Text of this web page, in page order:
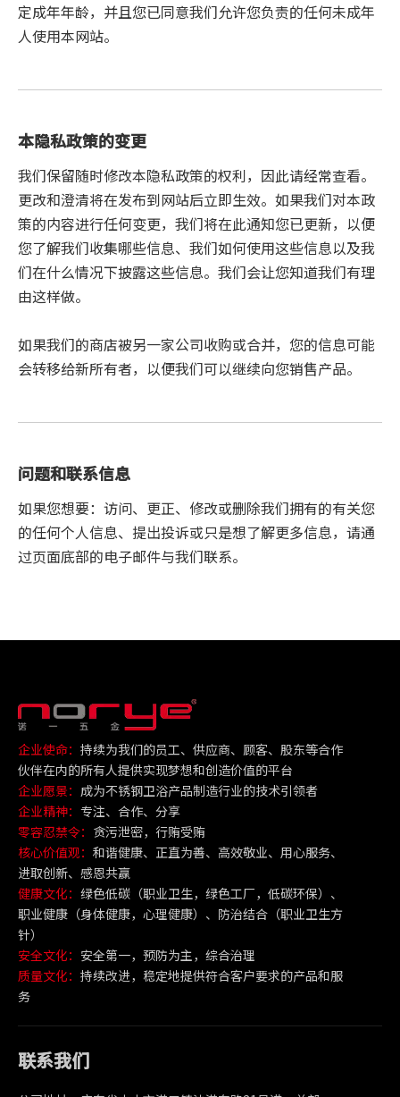
定成年年龄，并且您已同意我们允许您负责的任何未成年
人使用本网站。
本隐私政策的变更
我们保留随时修改本隐私政策的权利，因此请经常查看。
更改和澄清将在发布到网站后立即生效。如果我们对本政
策的内容进行任何变更，我们将在此通知您已更新，以便
您了解我们收集哪些信息、我们如何使用这些信息以及我
们在什么情况下披露这些信息。我们会让您知道我们有理
由这样做。
如果我们的商店被另一家公司收购或合并，您的信息可能
会转移给新所有者，以便我们可以继续向您销售产品。
问题和联系信息
如果您想要：访问、更正、修改或删除我们拥有的有关您
的任何个人信息、提出投诉或只是想了解更多信息，请通
过页面底部的电子邮件与我们联系。
企业使命： 持续为我们的员工、供应商、顾客、股东等合作
伙伴在内的所有人提供实现梦想和创造价值的平台
企业愿景： 成为不锈钢卫浴产品制造行业的技术引领者
企业精神： 专注、合作、分享
零容忍禁令： 贪污泄密，行贿受贿
核心价值观： 和谐健康、正直为善、高效敬业、用心服务、
进取创新、感恩共赢
健康文化： 绿色低碳（职业卫生，绿色工厂，低碳环保）、
职业健康（身体健康，心理健康）、防治结合（职业卫生方
针）
安全文化： 安全第一，预防为主，综合治理
质量文化： 持续改进，稳定地提供符合客户要求的产品和服
务
联系我们